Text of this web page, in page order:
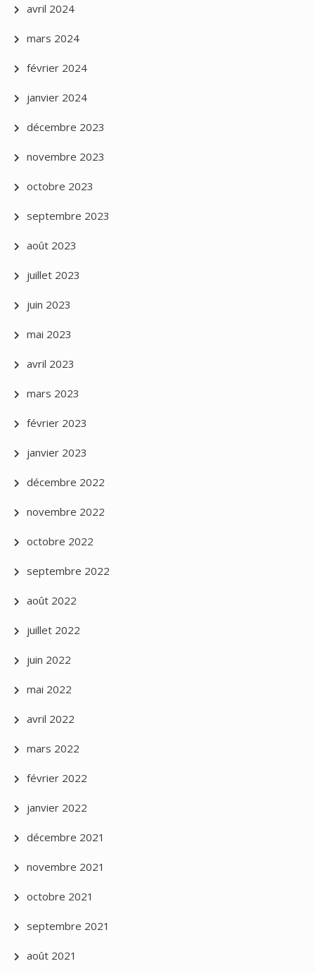
avril 2024
mars 2024
février 2024
janvier 2024
décembre 2023
novembre 2023
octobre 2023
septembre 2023
août 2023
juillet 2023
juin 2023
mai 2023
avril 2023
mars 2023
février 2023
janvier 2023
décembre 2022
novembre 2022
octobre 2022
septembre 2022
août 2022
juillet 2022
juin 2022
mai 2022
avril 2022
mars 2022
février 2022
janvier 2022
décembre 2021
novembre 2021
octobre 2021
septembre 2021
août 2021